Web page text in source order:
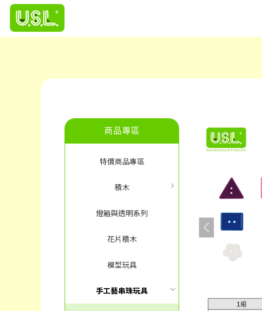
商品專區
特價商品專區
積木
燈箱與透明系列
花片積木
模型玩具
手工藝串珠玩具